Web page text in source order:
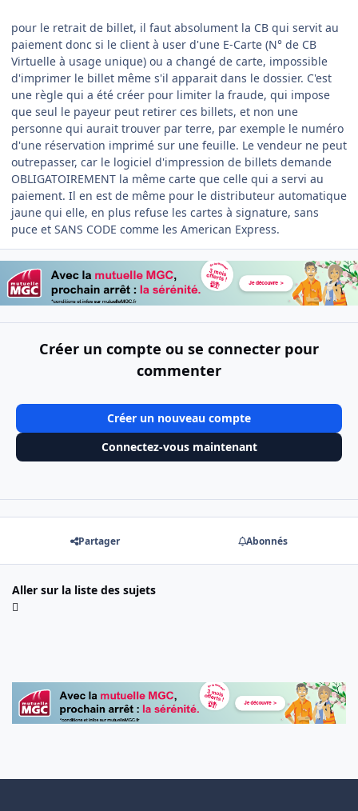
pour le retrait de billet, il faut absolument la CB qui servit au
paiement donc si le client à user d'une E-Carte (N° de CB
Virtuelle à usage unique) ou a changé de carte, impossible
d'imprimer le billet même s'il apparait dans le dossier. C'est
une règle qui a été créer pour limiter la fraude, qui impose
que seul le payeur peut retirer ces billets, et non une
personne qui aurait trouver par terre, par exemple le numéro
d'une réservation imprimé sur une feuille. Le vendeur ne peut
outrepasser, car le logiciel d'impression de billets demande
OBLIGATOIREMENT la même carte que celle qui a servi au
paiement. Il en est de même pour le distributeur automatique
jaune qui elle, en plus refuse les cartes à signature, sans
puce et SANS CODE comme les American Express.
Créer un compte ou se connecter pour
commenter
Créer un nouveau compte
Connectez-vous maintenant
Partager Abonnés
Aller sur la liste des sujets